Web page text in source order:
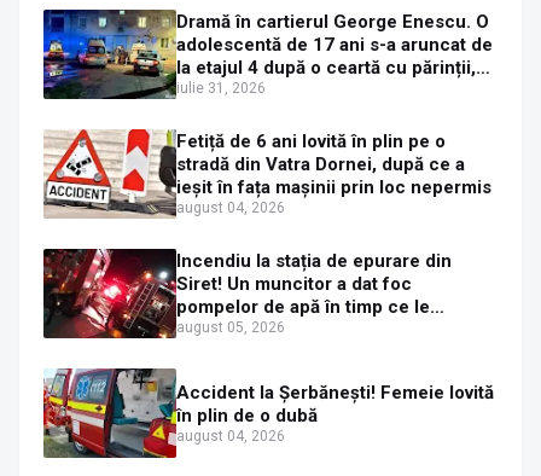
Dramă în cartierul George Enescu. O
adolescentă de 17 ani s-a aruncat de
la etajul 4 după o ceartă cu părinții,
pe fondul consumului de alcool în
iulie 31, 2026
Fetiță de 6 ani lovită în plin pe o
stradă din Vatra Dornei, după ce a
ieșit în fața mașinii prin loc nepermis
august 04, 2026
Incendiu la stația de epurare din
Siret! Un muncitor a dat foc
pompelor de apă în timp ce le
alimenta cu combustibil
august 05, 2026
Accident la Șerbănești! Femeie lovită
în plin de o dubă
august 04, 2026